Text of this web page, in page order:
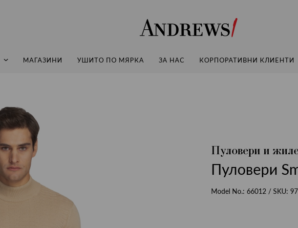
Andrews
МАГАЗИНИ УШИТО ПО МЯРКА ЗА НАС КОРПОРАТИВНИ КЛИЕНТИ
Пуловери и
Пуловери
Model No.: 66012 / SKU: